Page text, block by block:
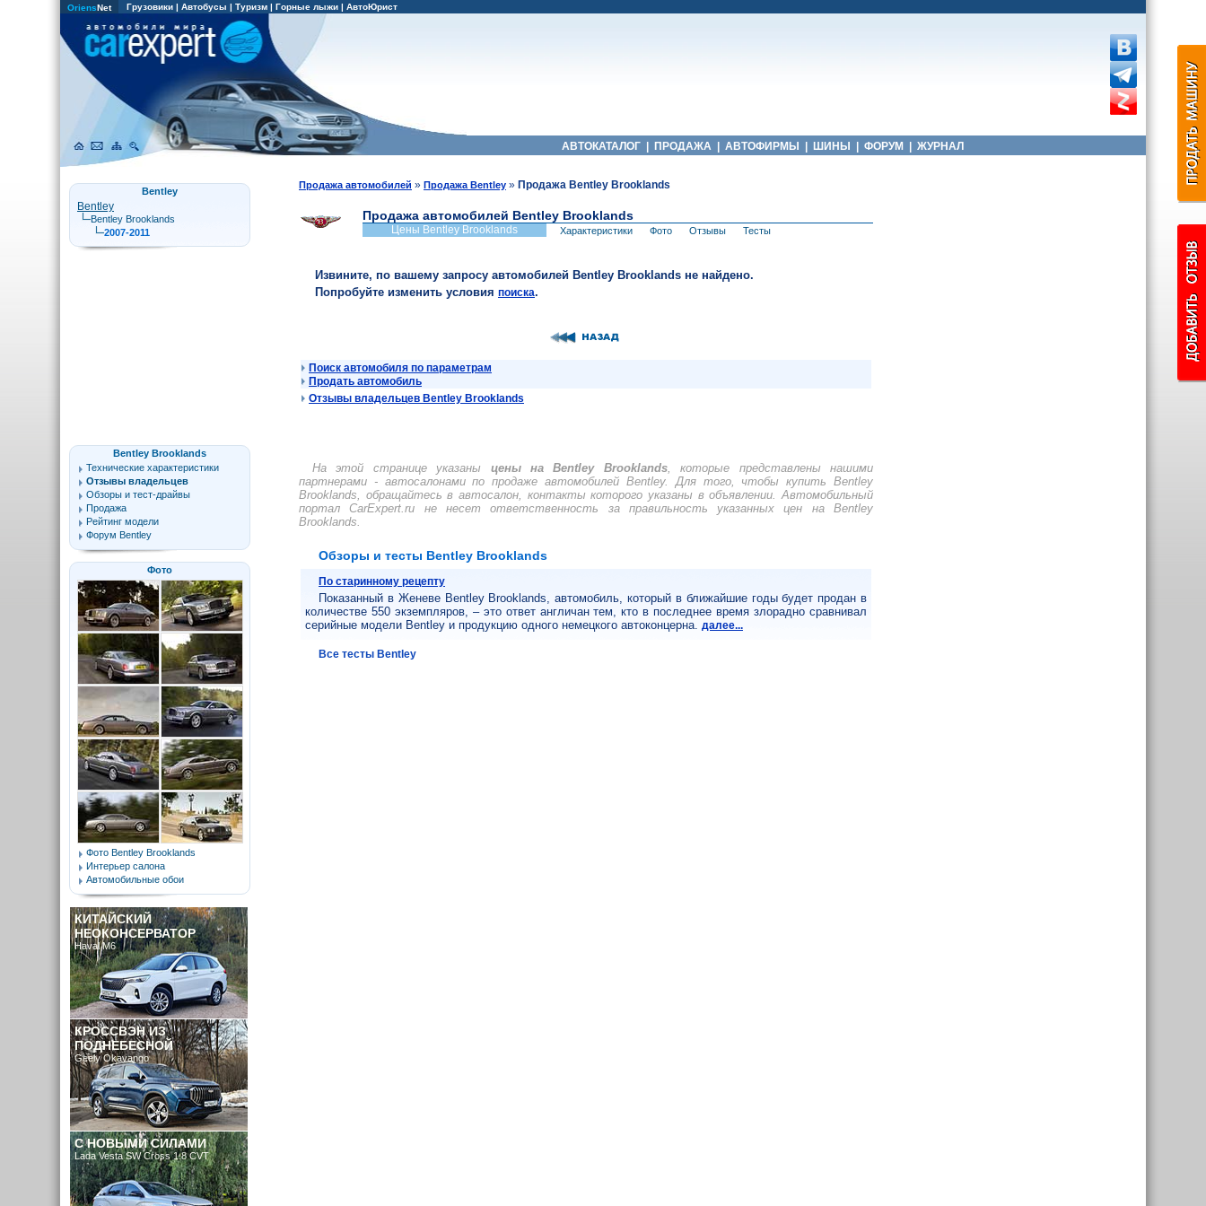
OriensNet Грузовики | Автобусы | Туризм | Горные лыжи | АвтоЮрист
АВТОКАТАЛОГ ПРОДАЖА АВТОФИРМЫ ШИНЫ ФОРУМ ЖУРНАЛ
Bentley
Bentley
Bentley Brooklands
2007-2011
Bentley Brooklands
Технические характеристики
Отзывы владельцев
Обзоры и тест-драйвы
Продажа
Рейтинг модели
Форум Bentley
Фото
Фото Bentley Brooklands
Интерьер салона
Автомобильные обои
КИТАЙСКИЙ
НЕОКОНСЕРВАТОР
Haval M6
КРОССВЭН ИЗ
ПОДНЕБЕСНОЙ
Geely Okavango
C НОВЫМИ СИЛАМИ
Lada Vesta SW Cross 1.8 CVT
Продажа автомобилей » Продажа Bentley » Продажа Bentley Brooklands
Продажа автомобилей Bentley Brooklands
Цены Bentley Brooklands Характеристики Фото Отзывы Тесты
Извините, по вашему запросу автомобилей Bentley Brooklands не найдено.
Попробуйте изменить условия поиска.
Поиск автомобиля по параметрам
Продать автомобиль
Отзывы владельцев Bentley Brooklands
На этой странице указаны цены на Bentley Brooklands, которые представлены нашими
партнерами - автосалонами по продаже автомобилей Bentley. Для того, чтобы купить Bentley
Brooklands, обращайтесь в автосалон, контакты которого указаны в объявлении. Автомобильный
портал CarExpert.ru не несет ответственность за правильность указанных цен на Bentley
Brooklands.
Обзоры и тесты Bentley Brooklands
По старинному рецепту
Показанный в Женеве Bentley Brooklands, автомобиль, который в ближайшие годы будет продан в
количестве 550 экземпляров, – это ответ англичан тем, кто в последнее время злорадно сравнивал
серийные модели Bentley и продукцию одного немецкого автоконцерна. далее...
Все тесты Bentley